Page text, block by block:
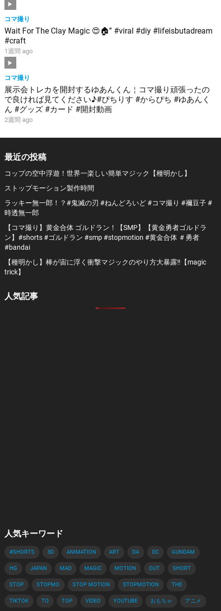
コマ撮り
Wait For The Clay Magic 😍🏠” #viral #diy #lifeisbutadream
#craft
1週間 ago
コマ撮り
展示会トレカを開封するゆあんくん￤コマ撮り頑張ったの
で良ければ見てください♪#ぴちりす #からぴち #ゆあんく
ん #グッズ #カード #開封動画
2週間 ago
最近の投稿
コップの空中浮遊！世界一楽しい簡単マジック【種明かし】
ストップモーション製作時間
ラッキー無一郎！？#鬼滅の刃 #ねんどろいど #コマ撮り #禰豆子 #
時透無一郎
【コマ撮り】黄金合体 ゴルドラン！【SMP】【黄金勇者ゴルドラ
ン】#shorts #ゴルドラン #smp #stopmotion #黄金合体 ＃勇者
#bandai
【種明かし】棒が宙に浮く衝撃マジックのやり方大暴露‼️【magic
trick】
人気記事
人気キーワード
#SHORTS 3D ANIMATION ART DA DC GUNDAM
HG JAPAN MAD MAGIC MOTION OUT SHORT
STOP STOPMO STOP MOTION STOPMOTION THE
TIKTOK TO TOP VIDEO YOUTUBE おもちゃ アニメ